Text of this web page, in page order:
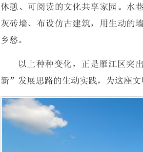
休憩、可阅读的文化共享家园。
灰砖墙、布设仿古建筑，用生动的
乡愁。
以上种种变化，正是雁江区突
新”发展思路的生动实践，为这座